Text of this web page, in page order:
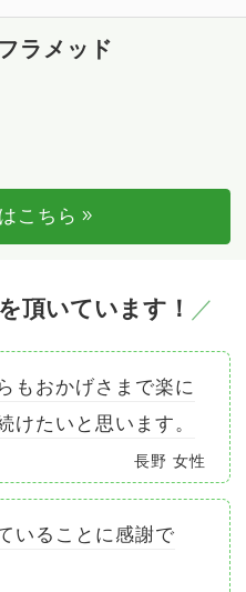
ラメッド
こちら
頂いています！
もおかげさまで楽に
けたいと思います。
長野 女性
いることに感謝で